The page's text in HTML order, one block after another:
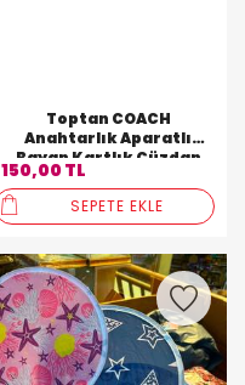
Toptan COACH
Anahtarlık Aparatlı
Bayan Kartlık Cüzdan
150,00 TL
SEPETE EKLE